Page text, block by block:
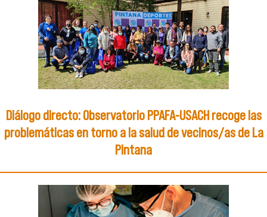
Diálogo directo: Observatorio PPAFA-USACH recoge las
problemáticas en torno a la salud de vecinos/as de La
Pintana